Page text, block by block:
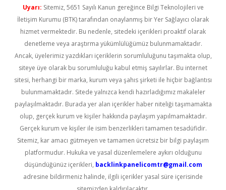
Uyarı: Sitemiz, 5651 Sayılı Kanun gereğince Bilgi Teknolojileri ve
İletişim Kurumu (BTK) tarafından onaylanmış bir Yer Sağlayıcı olarak
hizmet vermektedir. Bu nedenle, sitedeki içerikleri proaktif olarak
denetleme veya araştırma yükümlülüğümüz bulunmamaktadır.
Ancak, üyelerimiz yazdıkları içeriklerin sorumluluğunu taşımakta olup,
siteye üye olarak bu sorumluluğu kabul etmiş sayılırlar. Bu internet
sitesi, herhangi bir marka, kurum veya şahıs şirketi ile hiçbir bağlantısı
bulunmamaktadır. Sitede yalnızca kendi hazırladığımız makaleler
paylaşılmaktadır. Burada yer alan içerikler haber niteliği taşımamakta
olup, gerçek kurum ve kişiler hakkında paylaşım yapılmamaktadır.
Gerçek kurum ve kişiler ile isim benzerlikleri tamamen tesadüfidir.
Sitemiz, kar amacı gütmeyen ve tamamen ücretsiz bir bilgi paylaşım
platformudur. Hukuka ve yasal düzenlemelere aykırı olduğunu
düşündüğünüz içerikleri, backlinkpanelicomtr@gmail.com
adresine bildirmeniz halinde, ilgili içerikler yasal süre içerisinde